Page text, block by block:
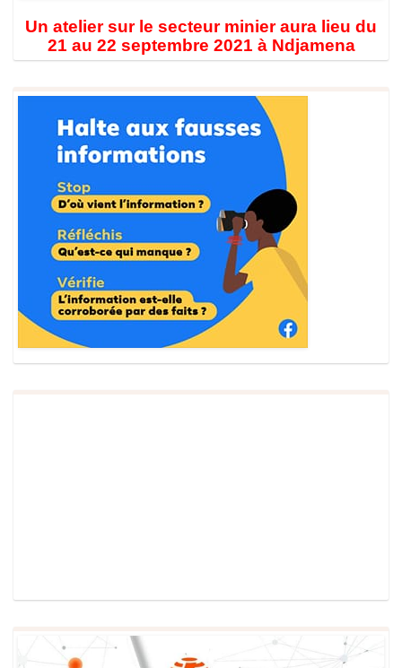
Un atelier sur le secteur minier aura lieu du
21 au 22 septembre 2021 à Ndjamena